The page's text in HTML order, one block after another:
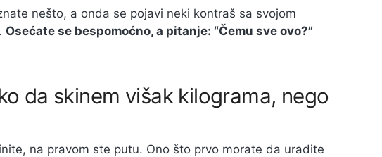
nešto, a onda se pojavi neki kontraš sa svojom
Osećate se bespomoćno, a pitanje: “Čemu sve ovo?”
da skinem višak kilograma, nego
na pravom ste putu. Ono što prvo morate da uradite